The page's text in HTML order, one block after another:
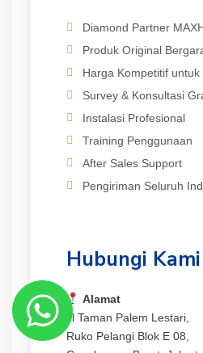
Diamond Partner
Produk Original
Harga Kompetitif
Survey & Konsultasi
Instalasi Profesional
Training Penggunaan
After Sales Support
Pengiriman Seluruh
Hubungi Kami
Alamat
Jl Taman Palem Lestari,
Ruko Pelangi Blok E 08,